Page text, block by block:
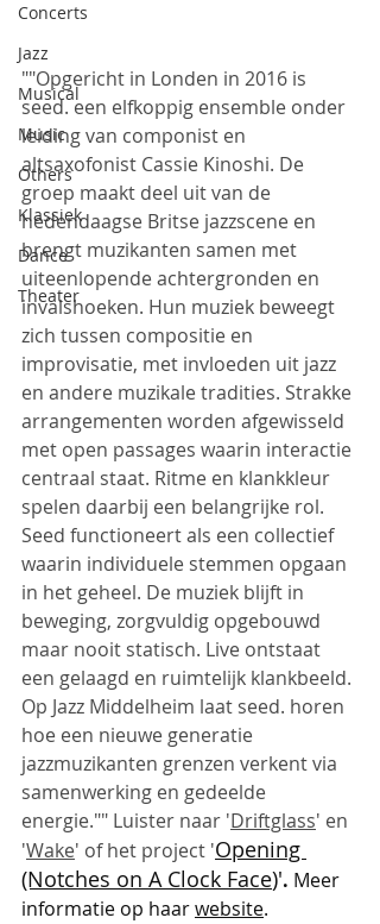
Concerts
Jazz
Musical
Music
Others
Klassiek
Dance
Theater
""Opgericht in Londen in 2016 is
seed. een elfkoppig ensemble onder
leiding van componist en
altsaxofonist Cassie Kinoshi. De
groep maakt deel uit van de
hedendaagse Britse jazzscene en
brengt muzikanten samen met
uiteenlopende achtergronden en
invalshoeken. Hun muziek beweegt
zich tussen compositie en
improvisatie, met invloeden uit jazz
en andere muzikale tradities. Strakke
arrangementen worden afgewisseld
met open passages waarin interactie
centraal staat. Ritme en klankkleur
spelen daarbij een belangrijke rol.
Seed functioneert als een collectief
waarin individuele stemmen opgaan
in het geheel. De muziek blijft in
beweging, zorgvuldig opgebouwd
maar nooit statisch. Live ontstaat
een gelaagd en ruimtelijk klankbeeld.
Op Jazz Middelheim laat seed. horen
hoe een nieuwe generatie
jazzmuzikanten grenzen verkent via
samenwerking en gedeelde
energie."" Luister naar 'Driftglass' en
'Wake' of het project 'Opening
(Notches on A Clock Face)'. Meer
informatie op haar website.